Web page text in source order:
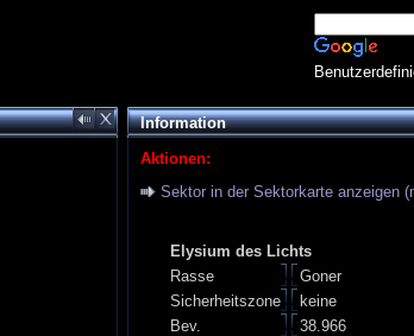
Information
Aktionen:
Sektor in der Sektorkarte anzeigen
Elysium des Lichts
Rasse
Goner
Sicherheitszone
keine
Bev.
38.966